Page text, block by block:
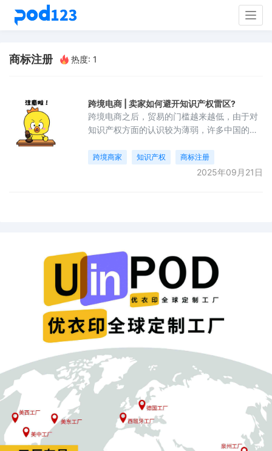
商标注册 热度: 1
跨境电商 | 卖家如何避开知识产权雷区?
跨境电商之后，贸易的门槛越来越低，由于对
知识产权方面的认识较为薄弱，许多中国的卖
产权保护意识、法律观念不强，加之电商平台
商家众多，规模不大，虽侵犯其他品牌的商标
跨境商家 知识产权 商标注册
2025年09月21日